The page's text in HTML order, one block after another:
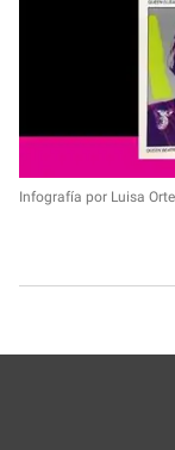
Infografía por Luisa